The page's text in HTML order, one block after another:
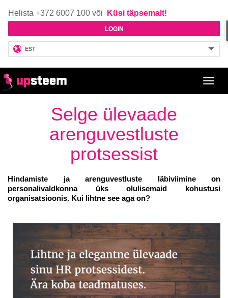
Helista +372 6007 100 või Küsi täpsemalt!
LOGIN
EST
Selge ülevaade
arenguvestluste
protsessist
Hindamiste ja arenguvestluste läbiviimine on
personalivaldkonna üks olulisemaid kohustusi
organisatsioonis. Kui lihtne see aga on?